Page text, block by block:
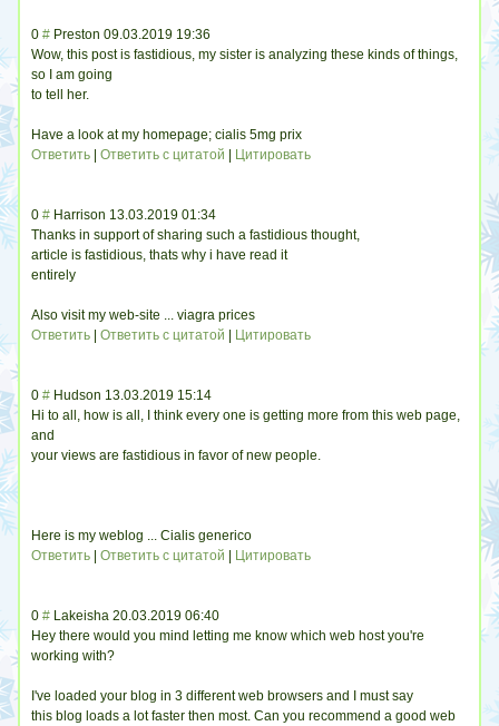
0 # Preston 09.03.2019 19:36
Wow, this post is fastidious, my sister is analyzing these kinds of things,
so I am going
to tell her.
Have a look at my homepage; cialis 5mg prix
Ответить |Ответить с цитатой Цитировать
0 # Harrison 13.03.2019 01:34
Thanks in support of sharing such a fastidious thought,
article is fastidious, thats why i have read it
entirely
Also visit my web-site ... viagra prices
Ответить |Ответить с цитатой Цитировать
0 # Hudson 13.03.2019 15:14
Hi to all, how is all, I think every one is getting more from this web page,
and
your views are fastidious in favor of new people.
Here is my weblog ... Cialis generico
Ответить |Ответить с цитатой Цитировать
0 # Lakeisha 20.03.2019 06:40
Hey there would you mind letting me know which web host you're
working with?
I've loaded your blog in 3 different web browsers and I must say
this blog loads a lot faster then most. Can you recommend a good web